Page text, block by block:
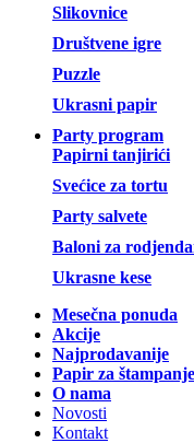
Slikovnice
Društvene igre
Puzzle
Ukrasni papir
Party program
Papirni tanjirići
Svećice za tortu
Party salvete
Baloni za
Ukrasne kese
Mesečna ponuda
Akcije
Najprodavanije
Papir za štampanje
O nama
Novosti
Kontakt